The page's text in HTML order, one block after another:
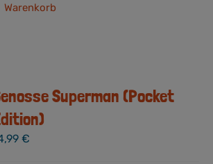
Warenkorb
Superman (Pocket
€